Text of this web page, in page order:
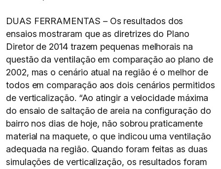
DUAS FERRAMENTAS – Os resultados dos
ensaios mostraram que as diretrizes do Plano
Diretor de 2014 trazem pequenas melhorais na
questão da ventilação em comparação ao plano de
2002, mas o cenário atual na região é o melhor de
todos em comparação aos dois cenários permitidos
de verticalização. “Ao atingir a velocidade máxima
do ensaio de saltação de areia na configuração do
bairro nos dias de hoje, não sobrou praticamente
material na maquete, o que indicou uma ventilação
adequada na região. Quando foram feitas as duas
simulações de verticalização, os resultados foram